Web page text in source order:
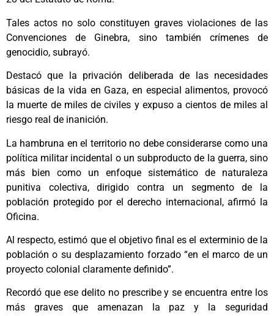
Tales actos no solo constituyen graves violaciones de las
Convenciones de Ginebra, sino también crímenes de
genocidio, subrayó.
Destacó que la privación deliberada de las necesidades
básicas de la vida en Gaza, en especial alimentos, provocó
la muerte de miles de civiles y expuso a cientos de miles al
riesgo real de inanición.
La hambruna en el territorio no debe considerarse como una
política militar incidental o un subproducto de la guerra, sino
más bien como un enfoque sistemático de naturaleza
punitiva colectiva, dirigido contra un segmento de la
población protegido por el derecho internacional, afirmó la
Oficina.
Al respecto, estimó que el objetivo final es el exterminio de la
población o su desplazamiento forzado “en el marco de un
proyecto colonial claramente definido”.
Recordó que ese delito no prescribe y se encuentra entre los
más graves que amenazan la paz y la seguridad